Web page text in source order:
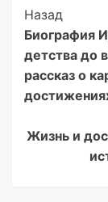
Post
Назад
Биография
детства до
рассказ о
Жизнь и